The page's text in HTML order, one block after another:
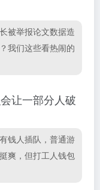
被举报论文数据造
我们这些看热闹的
让一部分人破
钱人插队，普通游
爽，但打工人钱包